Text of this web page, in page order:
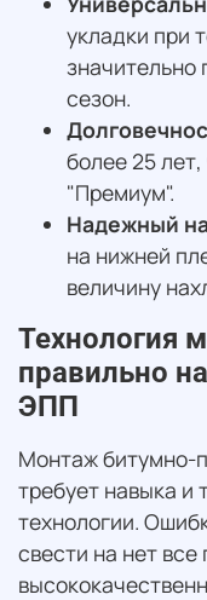
укладки при
значительно
сезон.
более 25
"Премиум".
Надежный
на нижней
величину
Технология
правильно
ЭПП
Монтаж битумно-
требует навыка и
технологии.
свести на нет